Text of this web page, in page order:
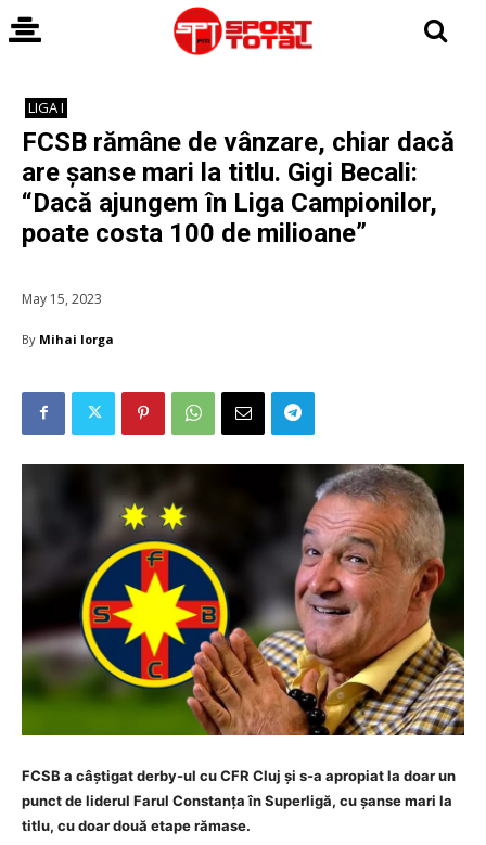
LIGA I
FCSB rămâne de vânzare, chiar dacă
are șanse mari la titlu. Gigi Becali:
“Dacă ajungem în Liga Campionilor,
poate costa 100 de milioane”
May 15, 2023
By Mihai Iorga
FCSB a câștigat derby-ul cu CFR Cluj și s-a apropiat la doar un
punct de liderul Farul Constanța în Superligă, cu șanse mari la
titlu, cu doar două etape rămase.